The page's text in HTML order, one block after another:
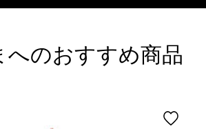
へのおすすめ商品